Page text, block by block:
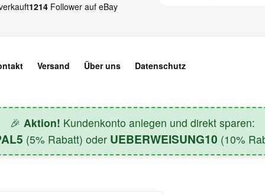
1214 Follower auf eBay
Versand Über uns Datenschutz
🎉 Aktion! Kundenkonto anlegen und direkt sparen:
(5% Rabatt) oder UEBERWEISUNG10 (10%